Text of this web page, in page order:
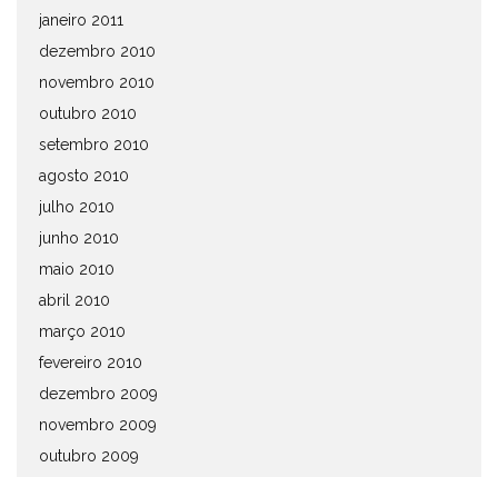
janeiro 2011
dezembro 2010
novembro 2010
outubro 2010
setembro 2010
agosto 2010
julho 2010
junho 2010
maio 2010
abril 2010
março 2010
fevereiro 2010
dezembro 2009
novembro 2009
outubro 2009